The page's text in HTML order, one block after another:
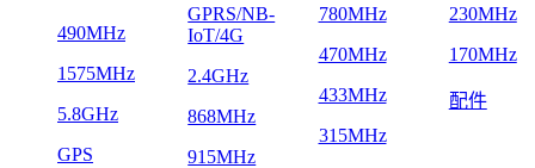
490MHz
1575MHz
5.8GHz
GPS
GPRS/NB-
IoT/4G
2.4GHz
868MHz
915MHz
780MHz
470MHz
433MHz
315MHz
230MHz
170MHz
配件